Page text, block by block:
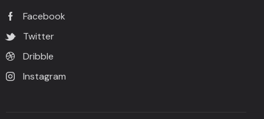
Facebook
Twitter
Dribble
Instagram